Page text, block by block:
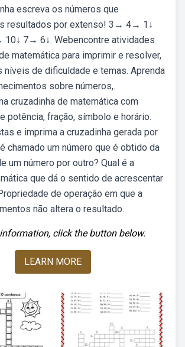
escreva os números que
resultados por extenso! 3→ 4→ 1↓
7→ 6↓. Webencontre atividades
matemática para imprimir e resolver,
níveis de dificuldade e temas. Aprenda
sobre números,.
cruzadinha de matemática com
potência, fração, símbolo e horário.
e imprima a cruzadinha gerada por
chamado um número que é obtido da
um número por outro? Qual é a
que dá o sentido de acrescentar
de operação em que a
não altera o resultado.
click the button below.
LEARN MORE